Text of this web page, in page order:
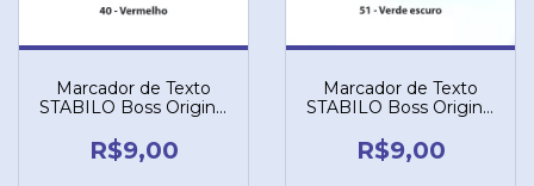
Marcador de Texto
STABILO Boss Original
R$9,00
Marcador de Texto
STABILO Boss Original
R$9,00